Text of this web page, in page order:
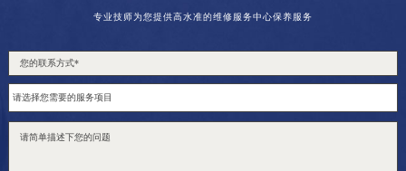
专业技师为您提供高水准的维修服务中心保养服务